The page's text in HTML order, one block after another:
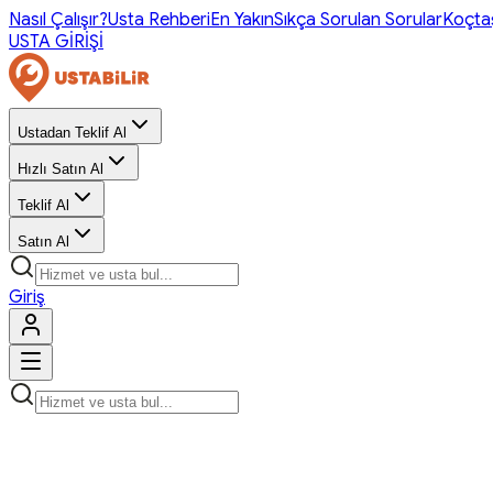
Nasıl Çalışır?Usta RehberiEn YakınSıkça Sorulan Sorular
USTA GİRİŞİ
Ustadan Teklif Al
Hızlı Satın Al
Teklif Al
Satın Al
Giriş